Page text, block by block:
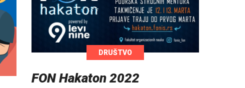
DRUŠTVO
FON Hakaton 2022